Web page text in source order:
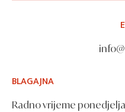
BLAGAJNA
Radno vrijeme